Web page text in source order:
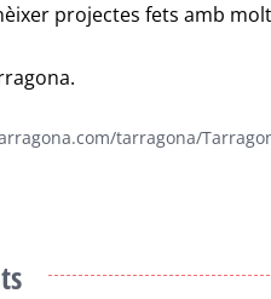
projectes fets amb
tarragona/